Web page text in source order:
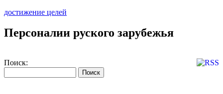
достижение целей
Персоналии руского зарубежья
Поиск: